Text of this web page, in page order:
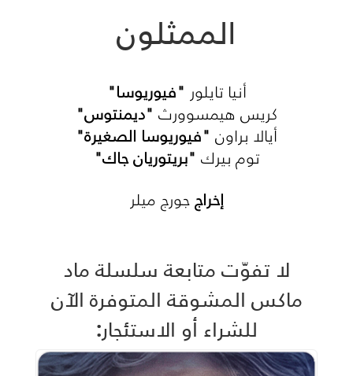
الممثلون
أنيا تايلور "فيوريوسا"
كريس هيمسوورث "ديمنتوس"
أيالا براون "فيوريوسا الصغيرة"
توم بيرك "بريتوريان جاك"
إخراججورج ميلر
لا تفوّت متابعة سلسلة ماد
ماكس المشوقة المتوفرة الآن
للشراء أو الاستئجار: